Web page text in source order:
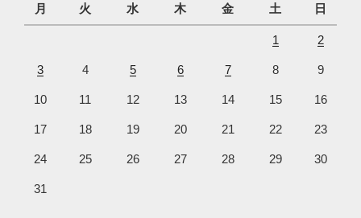
月
火 水 木 金 土 日
1 2
3 4 5 6 7 8 9
10 11 12 13 14 15 16
17 18 19 20 21 22 23
24 25 26 27 28 29 30
31